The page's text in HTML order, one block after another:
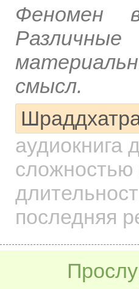
Феномен
смысл.
аудиокнига
сложностью
последняя